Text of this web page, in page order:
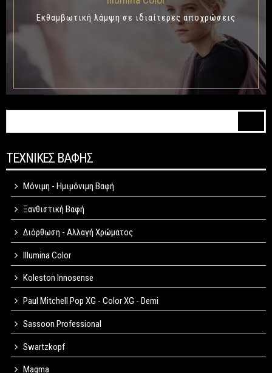
Eκθαμβωτική λάμψη σε ιδιαίτερες αποχρώσεις
ΤΕΧΝΙΚΕΣ ΒΑΦΗΣ
Μόνιμη - Ημιμόνιμη Βαφή
Ξανθιστική Βαφή
Διόρθωση - Αλλαγή Χρώματος
Illumina Color
Koleston Innosense
Paul Mitchell Pop XG - Color XG - Demi
Sassoon Professional
Swartzkopf
Magma